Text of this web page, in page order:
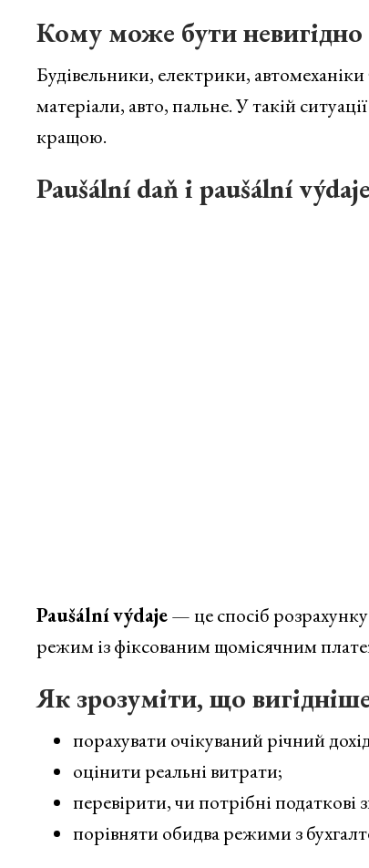
Кому може бути невигідно
Будівельники, електрики,
матеріали, авто, пальне. У такій
кращою.
Paušální daň і paušální
Paušální výdaje— це спосіб
режим із фіксованим щомісячним
Як зрозуміти, що
порахувати очікуваний річний
оцінити реальні витрати;
перевірити, чи потрібні податкові
порівняти обидва режими з